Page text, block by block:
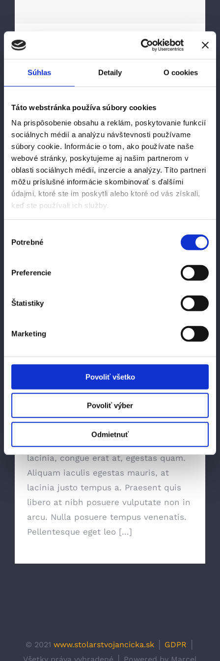
Súhlas Detaily O cookies
Táto webstránka používa súbory cookies
Na prispôsobenie obsahu a reklám, poskytovanie funkcií
sociálnych médií a analýzu návštevnosti používame
súbory cookie. Informácie o tom, ako používate naše
webové stránky, poskytujeme aj našim partnerom v
oblasti sociálnych médií, inzercie a analýzy. Títo partneri
môžu príslušné informácie skombinovať s ďalšími
údajmi, ktoré ste im poskytli alebo ktoré od vás získali,
keď ste používali ich služby.
súhlasu
Potrebné
Preferencie
Štatistiky
Marketing
Povoliť všetko
Povoliť výber
Odmietnuť
ENERGY SURVEY Proin eget velit quis
lorem euismod pulvinar. Phasellus
lobortis tellus dignissim metus varius
volutpat. Integer a lacus mauris.
SERVICE INFORMATION Quisque
molestie tristique nisi et luctus. Proin
eget velit quis lorem euismod pulvinar.
Phasellus lobortis tellus dignissim
metus varius volutpat. Integer a lacus
mauris. Pellentesque eleifend, quam
maximus euismod porta, felis ante
viverra arcu. Contact Us Lorem ipsum
dolor sit amet, consectetur adipiscing
elit. Vestibulum vestibulum quis metus
dapibus, pretium nisi nec. Lorem ipsum
dolor sit amet, consectetur adipiscing
elit. Vestibulum vestibulum quis metus
sodales ulamcoper. In amet urna
dapibus, pretium nisi nec. Energy
Improvement Services Morbi ut elit
lacinia, congue erat at, egestas quam.
Aliquam iaculis egestas mauris, at
lacinia justo tempus a. Praesent quis
libero at nibh posuere vulputate non in
arcu. Nulla posuere tempus venenatis.
Pellentesque eget leo [...]
© 2021 www.stolarstvojancicka.sk GDPR